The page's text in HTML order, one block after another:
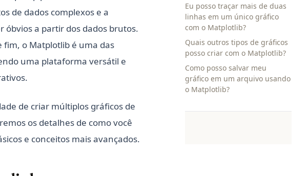
Eu posso traçar mais de duas
linhas em um único gráfico
com o Matplotlib?
Quais outros tipos de gráficos
posso criar com o Matplotlib?
Como posso salvar meu
gráfico em um arquivo usando
o Matplotlib?
de dados complexos e a
óbvios a partir dos dados brutos.
fim, o Matplotlib é uma das
uma plataforma versátil e
de criar múltiplos gráficos de
os detalhes de como você
e conceitos mais avançados.